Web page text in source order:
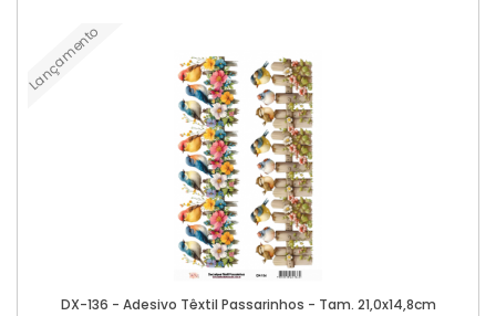
Lançamento
DX-136 - Adesivo Têxtil Passarinhos - Tam. 21,0x14,8cm